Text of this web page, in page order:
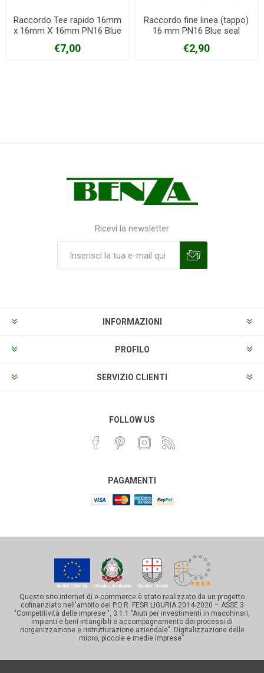
Raccordo Tee rapido 16mm
x 16mm X 16mm PN16 Blue
€7,00
Raccordo fine linea (tappo)
16 mm PN16 Blue seal
€2,90
Ricevi la newsletter
INFORMAZIONI
PROFILO
SERVIZIO CLIENTI
FOLLOW US
PAGAMENTI
Questo sito internet di e-commerce è stato realizzato da un progetto
cofinanziato nell'ambito del P.O.R. FESR LIGURIA 2014-2020 – ASSE 3
"Competitività delle imprese ", 3.1.1 "Aiuti per investimenti in macchinari,
impianti e beni intangibili e accompagnamento dei processi di
riorganizzazione e ristrutturazione aziendale". Digitalizzazione delle
micro, piccole e medie imprese”.